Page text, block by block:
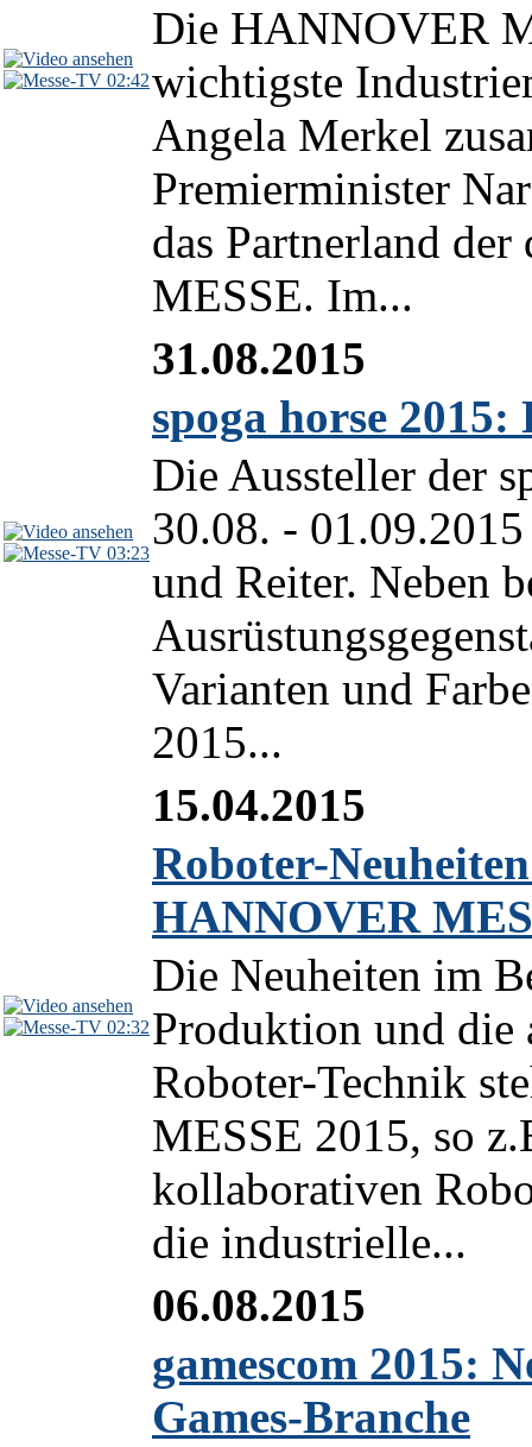
02:42
Die HANNOVER
wichtigste
Angela Merkel
Premierminister
das Partnerland
MESSE. Im...
03:23
31.08.2015
spoga horse
Die Aussteller der
30.08. -
und Reiter. Neben
Varianten und
2015...
02:32
15.04.2015
Roboter-
HANNOVER
Die Neuheiten im
Produktion und die
Roboter-Technik
MESSE 2015, so
kollaborativen
die industrielle...
06.08.2015
gamescom 2015:
Games-Branche